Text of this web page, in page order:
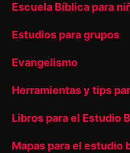
Escuela Bíblica para
Estudios para grupos
Evangelismo
Herramientas y tips
Libros para el Estudio
Mapas para el estudio